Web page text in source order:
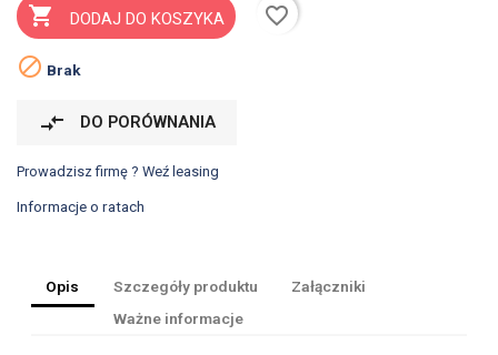
 DODAJ DO KOSZYKA
favorite_border
 Brak
compare_arrows DO PORÓWNANIA
Prowadzisz firmę ? Weź leasing
Informacje o ratach
Opis Szczegóły produktu
Załączniki
Ważne informacje